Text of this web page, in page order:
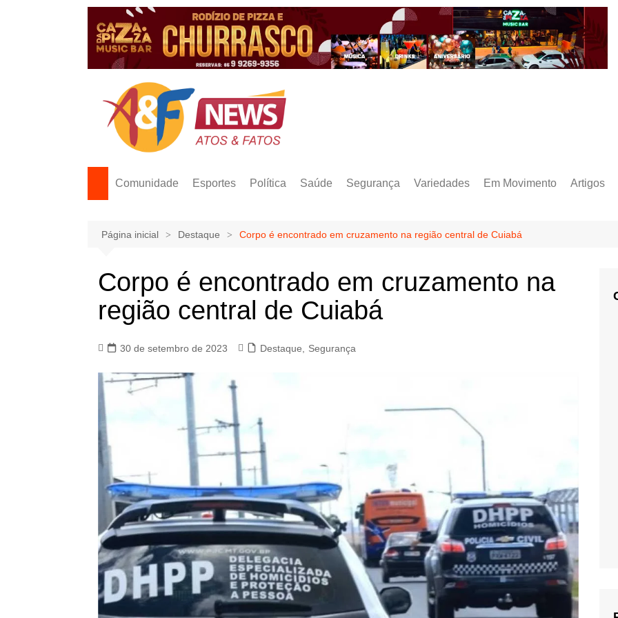
Comunidade Esportes Política Saúde Segurança Variedades Em Movimento Artigos
Página inicial Destaque Corpo é encontrado em cruzamento na região central de Cuiabá
Corpo é encontrado em cruzamento na
região central de Cuiabá
30 de setembro de 2023 Destaque Segurança